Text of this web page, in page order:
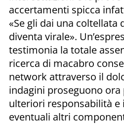
accertamenti spicca
«Se gli dai una coltellata
diventa virale».
testimonia la totale
ricerca di macabro
network attraverso il
indagini proseguono ora
ulteriori responsabilità e
eventuali altri